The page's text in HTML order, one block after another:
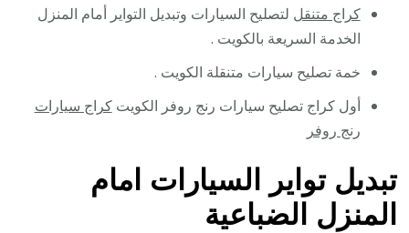
كراج متنقل لتصليح السيارات وتبديل التواير أمام المنزل
الخدمة السريعة بالكويت .
خمة تصليح سيارات متنقلة الكويت .
أول كراج تصليح سيارات رنج روفر الكويتكراج سيارات
رنج روفر
تبديل تواير السيارات امام
المنزل الضباعية